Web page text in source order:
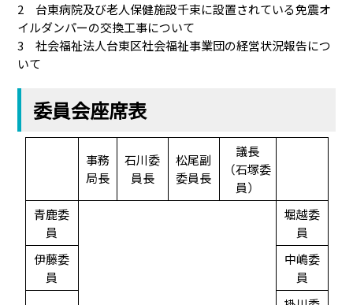
2 台東病院及び老人保健施設千束に設置されている免震オ
イルダンパーの交換工事について
3 社会福祉法人台東区社会福祉事業団の経営状況報告につ
いて
委員会座席表
事務
局長
石川委
員長
松尾副
委員長
議長
（石塚委
員）
青鹿委
員
堀越委
員
伊藤委
員
中嶋委
員